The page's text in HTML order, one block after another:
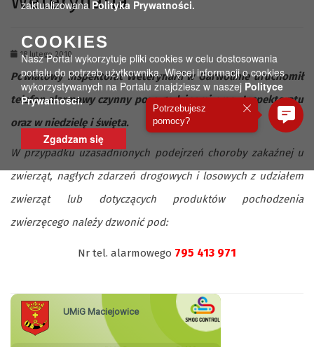
zaktualizowana Polityka Prywatności.
COOKIES
Nasz Portal wykorzytuje pliki cookies w celu dostosowania
portalu do potrzeb użytkownika. Więcej informacji o cookies
wykorzystywanych na Portalu znajdziesz w naszej Polityce
Prywatności.
Zgadzam się
18 lutego 2010
Powiatowy Inspektorat Weterynarii w Garwolinie uruchomił
telefon alarmowy czynny poza godzinami pracy Inspektoratu
oraz w niedzielę i święta.
W przypadku uzasadnionych podejrzeń choroby zakaźnej u
zwierząt, nagłych zdarzeń drogowych i losowych z udziałem
zwierząt lub dotyczących produktów pochodzenia
zwierzęcego należy dzwonić pod:
Nr tel. alarmowego 795 413 971
Potrzebujesz
pomocy?